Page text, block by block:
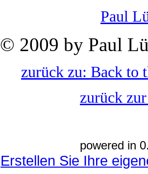
Paul
© 2009 by Paul
zurück zu: Back to
zurück
powered in
Erstellen Sie Ihre